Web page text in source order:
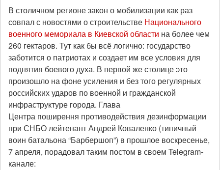
В столичном регионе закон о мобилизации как раз
совпал с новостями о строительстве Национального
военного мемориала в Киевской области на более чем
260 гектаров. Тут как бы всё логично: государство
заботится о патриотах и создает им все условия для
поднятия боевого духа. В первой же столице это
произошло на фоне усиления и без того регулярных
российских ударов по военной и гражданской
инфраструктуре города. Глава
Центра поширення противодействия дезинформации
при СНБО лейтенант Андрей Коваленко (типичный
воин батальона “Барбершоп”) в прошлое воскресенье,
7 апреля, порадовал таким постом в своем Telegram-
канале: